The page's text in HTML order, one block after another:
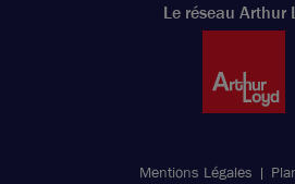
immeuble haut de gamme sur la
Le réseau Arthur
Mentions Légales